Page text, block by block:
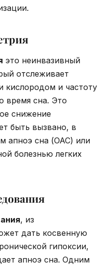
это неинвазивный
отслеживает
кислородом и частоту
время сна. Это
снижение
быть вызвано, в
апноэ сна (ОАС) или
болезнью легких
, из
дать косвенную
гипоксии,
апноэ сна. Одним